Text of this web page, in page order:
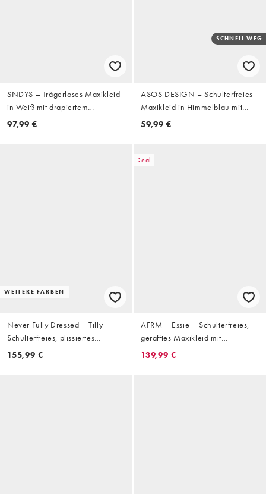
SNDYS – Trägerloses Maxikleid
in Weiß mit drapiertem
Schulterdetail und tief
97,99 €
SCHNELL WEG
ASOS DESIGN – Schulterfreies
Maxikleid in Himmelblau mit
Raffung
59,99 €
WEITERE FARBEN
Never Fully Dressed – Tilly –
Schulterfreies, plissiertes
Maxikleid in Rot
155,99 €
Deal
AFRM – Essie – Schulterfreies,
gerafftes Maxikleid mit
abstraktem Muster in
139,99 €